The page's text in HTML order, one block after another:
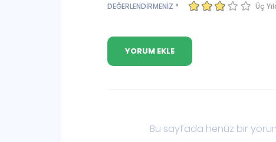
DEĞERLENDİRMENİZ * Üç
Bu sayfada henüz bir